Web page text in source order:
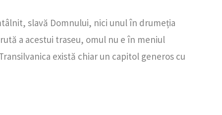
slavă Domnului, nici unul în drumeția
a acestui traseu, omul nu e în meniul
există chiar un capitol generos cu